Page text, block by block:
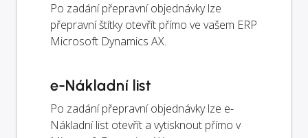
Po zadání přepravní objednávky lze
přepravní štítky otevřít přímo ve vašem ERP
Microsoft Dynamics AX.
e-Nákladní list
Po zadání přepravní objednávky lze e-
Nákladní list otevřít a vytisknout přímo v